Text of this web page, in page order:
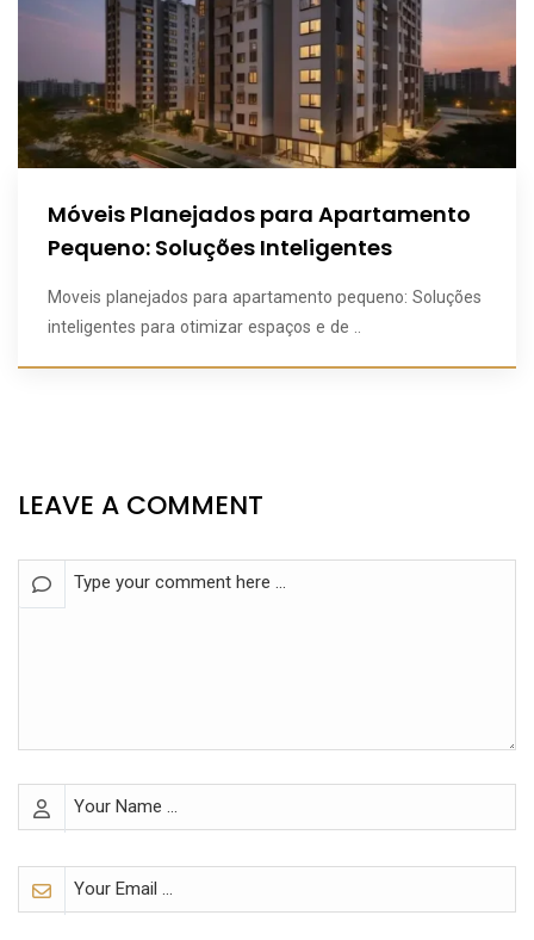
Móveis Planejados para Apartamento
Pequeno: Soluções Inteligentes
Moveis planejados para apartamento pequeno: Soluções
inteligentes para otimizar espaços e de ..
LEAVE A COMMENT